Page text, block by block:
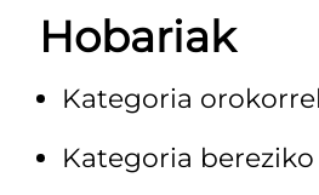
Hobariak
Kategoria
Kategoria